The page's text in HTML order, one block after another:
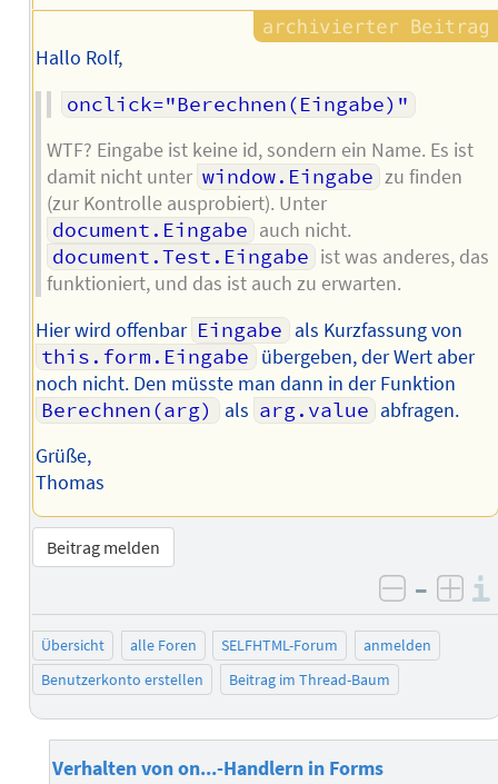
Hallo Rolf,
onclick="Berechnen(Eingabe)"
WTF? Eingabe ist keine id, sondern ein Name. Es ist
damit nicht unter window.Eingabe zu finden
(zur Kontrolle ausprobiert). Unter
document.Eingabe auch nicht.
document.Test.Eingabe ist was anderes, das
funktioniert, und das ist auch zu erwarten.
Hier wird offenbar Eingabe als Kurzfassung von
this.form.Eingabe übergeben, der Wert aber
noch nicht. Den müsste man dann in der Funktion
Berechnen(arg)
als arg.value abfragen.
Grüße,
Thomas
Beitrag melden
negativ
–
Übersicht alle Foren SELFHTML-Forum
anmelden
Benutzerkonto erstellen
Beitrag im Thread-Baum
Verhalten von on...-Handlern in Forms